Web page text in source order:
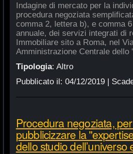
Indagine di mercato per la
procedura negoziata
comma 2, lettera b), e comma
annuale, dei servizi integrati di
Immobiliare sito a Roma, nel
Amministrazione Centrale dello
Tipologia: Altro
Pubblicato il: 04/12/2019|
Procedura negoziata,
pubblicizzare la
dello studio